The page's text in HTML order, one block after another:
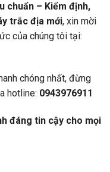
chuẩn – Kiểm định,
trắc địa mới, xin mời
của chúng tôi tại:
chóng nhất, đừng
hotline: 0943976911
đáng tin cậy cho mọi